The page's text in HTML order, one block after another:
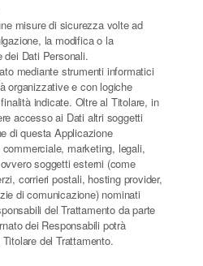
misure di sicurezza volte ad
la modifica o la
dei Dati Personali.
mediante strumenti informatici
organizzative e con logiche
indicate. Oltre al Titolare, in
accesso ai Dati altri soggetti
di questa Applicazione
marketing, legali,
soggetti esterni (come
corrieri postali, hosting provider,
di comunicazione) nominati
del Trattamento da parte
dei Responsabili potrà
del Trattamento.